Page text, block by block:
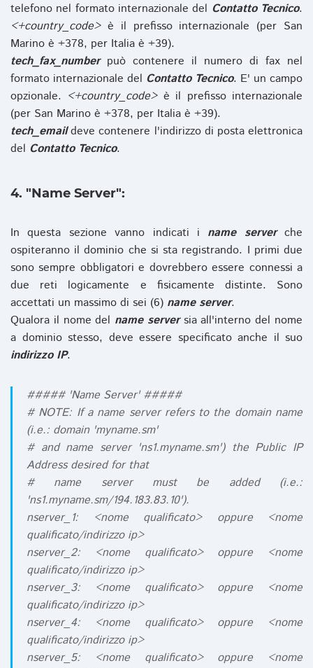
telefono nel formato internazionale del Contatto Tecnico.
<+country_code>è il prefisso internazionale (per San
Marino è +378, per Italia è +39).
tech_fax_numberpuò contenere il numero di fax nel
formato internazionale del Contatto Tecnico. E' un campo
opzionale. <+country_code>è il prefisso internazionale
(per San Marino è +378, per Italia è +39).
tech_emaildeve contenere l'indirizzo di posta elettronica
del Contatto Tecnico.
4. "Name Server":
In questa sezione vanno indicati i name serverche
ospiteranno il dominio che si sta registrando. I primi due
sono sempre obbligatori e dovrebbero essere connessi a
due reti logicamente e fisicamente distinte. Sono
accettati un massimo di sei (6) name server.
Qualora il nome del name serversia all'interno del nome
a dominio stesso, deve essere specificato anche il suo
indirizzo IP.
##### 'Name Server' #####
# NOTE: If a name server refers to the domain name
(i.e.: domain 'myname.sm'
# and name server 'ns1.myname.sm') the Public IP
Address desired for that
# name server must be added (i.e.:
'ns1.myname.sm/194.183.83.10').
nserver_1: <nome qualificato> oppure <nome
qualificato/indirizzo ip>
nserver_2: <nome qualificato> oppure <nome
qualificato/indirizzo ip>
nserver_3: <nome qualificato> oppure <nome
qualificato/indirizzo ip>
nserver_4: <nome qualificato> oppure <nome
qualificato/indirizzo ip>
nserver_5: <nome qualificato> oppure <nome